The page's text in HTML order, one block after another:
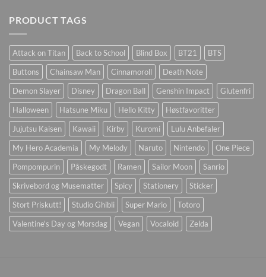
PRODUCT TAGS
Attack on Titan Back to School Blind Box BT21
BTS
Buttons
Chainsaw Man Cinnamoroll
Death Note
Demon Slayer
Disney Dragon Ball Genshin Impact
Glutenfri
Halloween
Hatsune Miku Hello Kitty
Høstfavoritter
Jujutsu Kaisen
Kawaii Kirby Kuromi
Lulu Anbefaler
My Hero Academia
My Melody Naruto Nintendo
One Piece
Pompompurin
Påskegodt Ramen Sailor Moon
Sanrio
Skrivebord og Musematter
Spicy Stationery
Sticker
Stort Priskutt!
Studio Ghibli Super Mario
Totoro
Valentine's Day og Morsdag
Vegan Vocaloid Zelda